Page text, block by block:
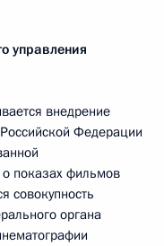
управления
внедрение
Федерации
показах фильмов
совокупность
органа